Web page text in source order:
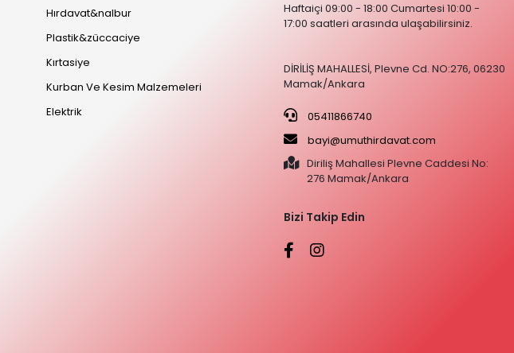
Hırdavat&nalbur
Plastik&züccaciye
Kırtasiye
Kurban Ve Kesim Malzemeleri
Elektrik
Haftaiçi 09:00 - 18:00 Cumartesi 10:00 -
17:00 saatleri arasında ulaşabilirsiniz.
DİRİLİŞ MAHALLESİ, Plevne Cd. NO:276, 06230
Mamak/Ankara
05411866740
bayi@umuthirdavat.com
Diriliş Mahallesi Plevne Caddesi No:
276 Mamak/Ankara
Bizi Takip Edin